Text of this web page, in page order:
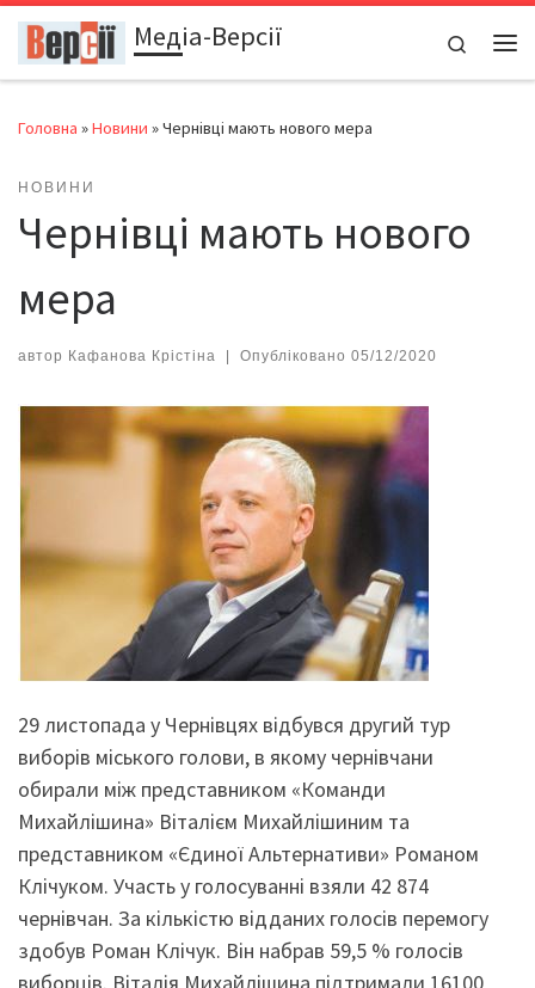
Перейти до вмістуМедіа-Версії
Search
Головна »Новини »Чернівці мають нового мера
НОВИНИ
Чернівці мають нового
мера
автор Кафанова Крістіна | Опубліковано 05/12/2020
29 листопада у Чернівцях відбувся другий тур
виборів міського голови, в якому чернівчани
обирали між представником «Команди
Михайлішина» Віталієм Михайлішиним та
представником «Єдиної Альтернативи» Романом
Клічуком. Участь у голосуванні взяли 42 874
чернівчан. За кількістю відданих голосів перемогу
здобув Роман Клічук. Він набрав 59,5 % голосів